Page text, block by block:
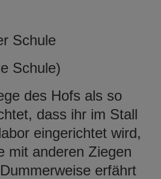
Schule
Schule)
des Hofs als so
dass ihr im Stall
eingerichtet wird,
mit anderen Ziegen
erfährt